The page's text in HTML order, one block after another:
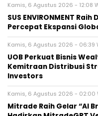
Kamis, 6 Agustus 2026 - 12:08
SUS ENVIRONMENT
Percepat Ekspansi
Kamis, 6 Agustus 2026 - 06:39
UOB Perkuat Bisnis
Kemitraan Distribusi
Investors
Kamis, 6 Agustus 2026 - 02:00
Mitrade Raih Gelar “AI